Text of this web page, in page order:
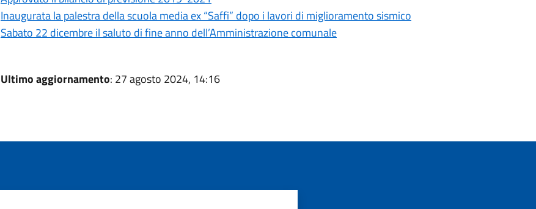
Inaugurata la palestra della scuola media ex “Saffi” dopo i lavori di miglioramento sismico
Sabato 22 dicembre il saluto di fine anno dell’Amministrazione comunale
Ultimo aggiornamento: 27 agosto 2024, 14:16